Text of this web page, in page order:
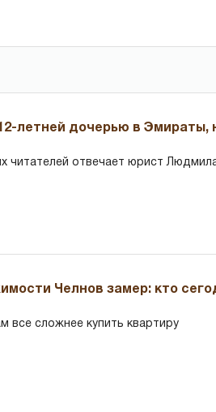
летней дочерью в
читателей отвечает юрист
Челнов замер: кто
все сложнее купить квартиру